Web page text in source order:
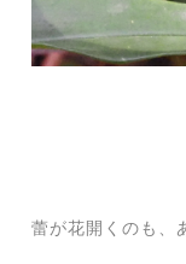
蕾が花開くのも、